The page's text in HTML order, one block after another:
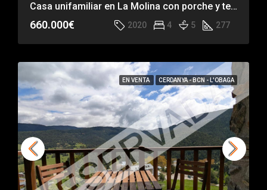
Casa unifamiliar en La Molina con porche y terraza
660.000€ 2020 4 5 277
EN VENTA CERDANYA - BCN - L'OBAGA